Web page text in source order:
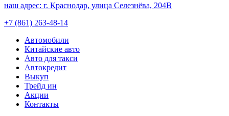
наш адрес: г. Краснодар, улица Селезнёва, 204В
+7 (861) 263-48-14
Автомобили
Китайские авто
Авто для такси
Автокредит
Выкуп
Трейд ин
Акции
Контакты